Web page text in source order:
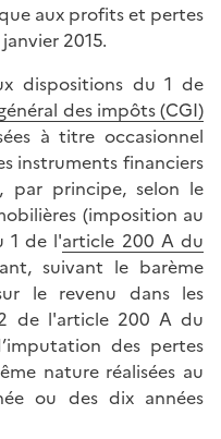
aux profits et pertes
janvier 2015.
dispositions du 1 de
des impôts (CGI)
à titre occasionnel
instruments financiers
par principe, selon le
(imposition au
1 de l'article 200 A du
suivant le barème
le revenu dans les
de l'article 200 A du
des pertes
nature réalisées au
ou des dix années